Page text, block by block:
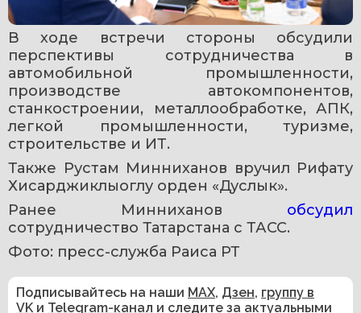
В ходе встречи стороны обсудили
перспективы сотрудничества в
автомобильной промышленности,
производстве автокомпонентов,
станкостроении, металлообработке, АПК,
легкой промышленности, туризме,
строительстве и ИТ.
Также Рустам Минниханов вручил Рифату
Хисарджиклыоглу орден «Дуслык».
Ранее Минниханов
сотрудничество Татарстана с ТАСС.
Фото: пресс-служба Раиса РТ
Подписывайтесь на наши MAX, Дзен, группу в
VK и Telegram-канал и следите за актуальными